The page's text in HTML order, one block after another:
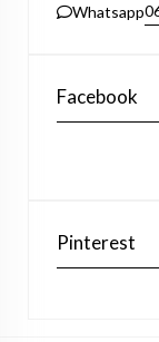
Whatsapp
Facebook
Pinterest